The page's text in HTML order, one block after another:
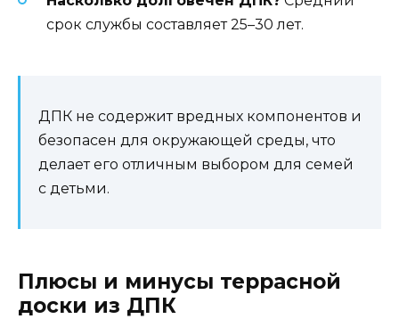
срок службы составляет 25–30 лет.
ДПК не содержит вредных компонентов и
безопасен для окружающей среды, что
делает его отличным выбором для семей
с детьми.
Плюсы и минусы террасной
доски из ДПК